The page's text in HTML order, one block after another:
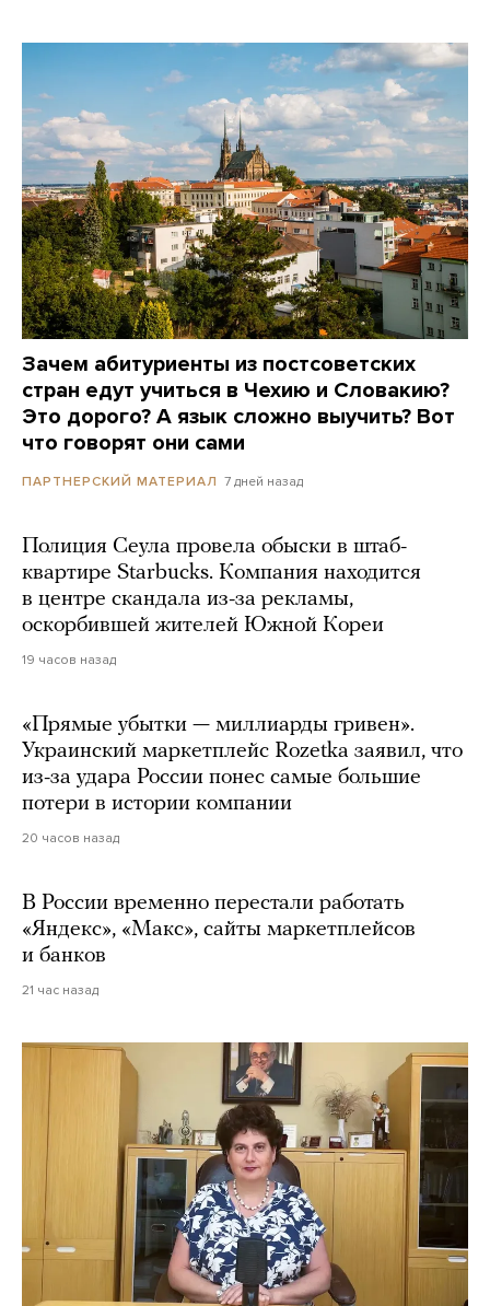
Зачем абитуриенты из постсоветских
стран едут учиться в Чехию и Словакию?
Это дорого? А язык сложно выучить? Вот
что говорят они сами
ПАРТНЕРСКИЙ МАТЕРИАЛ 7 дней назад
Полиция Сеула провела обыски в штаб-
квартире Starbucks. Компания находится
в центре скандала из-за рекламы,
оскорбившей жителей Южной Кореи
19 часов назад
«Прямые убытки — миллиарды гривен».
Украинский маркетплейс Rozetka заявил, что
из-за удара России понес самые большие
потери в истории компании
20 часов назад
В России временно перестали работать
«Яндекс», «Макс», сайты маркетплейсов
и банков
21 час назад